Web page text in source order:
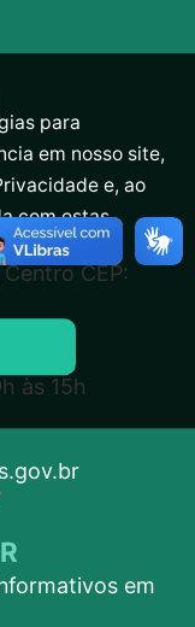
CEP:
às 15h
em
para
em nosso site,
e, ao
com estas